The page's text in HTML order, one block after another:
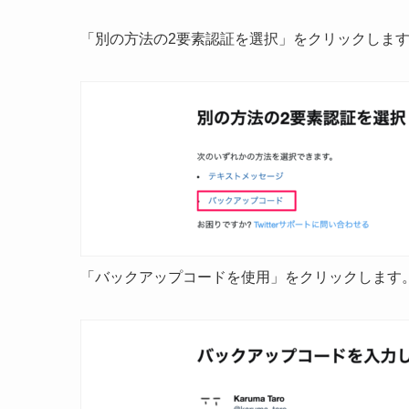
「別の方法の2要素認証を選択」をクリックしま
「バックアップコードを使用」をクリックします